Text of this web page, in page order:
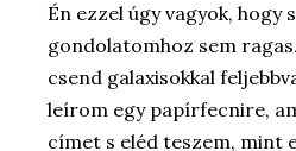
Én ezzel úgy vagyok,
gondolatomhoz sem
csend galaxisokkal
leírom egy papírfecnire,
címet s eléd teszem, mint